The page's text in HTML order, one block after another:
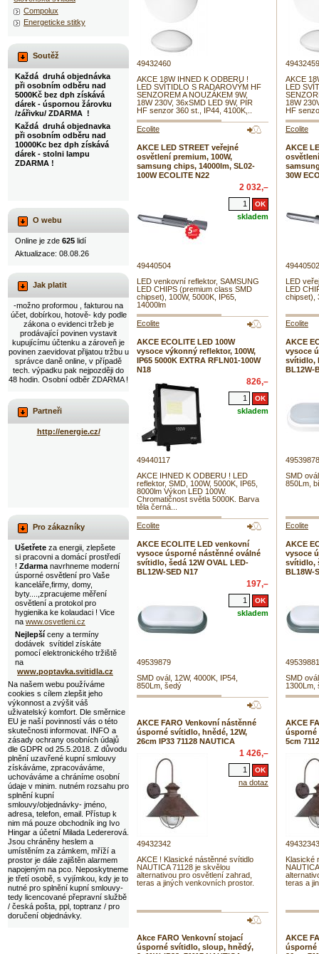
49432460
AKCE 18W IHNED K ODBERU !
LED SVÍTIDLO S RADAROVÝM HF
SENZOREM A NOUZÁKEM 9W,
18W 230V, 36xSMD LED 9W, PIR
HF senzor 360 st., IP44, 4100K,..
49432459
AKCE
LED
18W
HF
Ecolite
AKCE LED STREET veřejné
osvětlení premium, 100W,
samsung chips, 14000lm, SL02-
100W ECOLITE N22
2 032,–
skladem
49440504
LED venkovní reflektor, SAMSUNG
LED CHIPS (premium class SMD
chipset), 100W, 5000K, IP65,
14000lm
Ecolite
AKCE
30W
49440502
LED
LED
chipset),
Ecolite
AKCE ECOLITE LED 100W
vysoce výkonný reflektor, 100W,
IP65 5000K EXTRA RFLN01-100W
N18
826,–
skladem
49440117
AKCE IHNED K ODBERU ! LED
reflektor, SMD, 100W, 5000K, IP65,
8000lm Výkon LED 100W.
Chromatičnost světla 5000K. Barva
těla černá...
Ecolite
AKCE
vysoce
svítidlo,
BL12W-
49539878
SMD
850Lm,
Ecolite
AKCE ECOLITE LED venkovní
vysoce úsporné nástěnné oválné
svítidlo, šedá 12W OVAL LED-
BL12W-SED N17
197,–
skladem
49539879
SMD ovál, 12W, 4000K, IP54,
850Lm, šedý
Ecolite
AKCE
vysoce
svítidlo,
BL18W-
49539881
SMD
1300Lm,
AKCE FARO Venkovní nástěnné
úsporné svítidlo, hnědé, 12W,
26cm IP33 71128 NAUTICA
1 426,–
na dotaz
49432342
AKCE ! Klasické nástěnné svítidlo
NAUTICA 71128 je skvělou
alternativou pro osvětlení zahrad,
teras a jiných venkovních prostor.
AKCE
úsporné
5cm
49432343
Klasické
teras a
Akce FARO Venkovní stojací
úsporné svítidlo, sloup, hnědý,
AKCE
úsporné
Compolux
Energeticke stitky
Soutěž
Každá druhá objednávka
při osobním odběru nad
5000Kč bez dph získává
dárek - úspornou žárovku
/zářivku/ ZDARMA !
Každá druhá objednavka
při osobním odběru nad
10000Kc bez dph získává
dárek - stolni lampu
ZDARMA !
O webu
Online je zde 625 lidí
Aktualizace: 08.08.26
Jak platit
-možno proformou , fakturou na
účet, dobírkou, hotově- kdy podle
zákona o evidenci tržeb je
prodávající povinen vystavit
kupujícímu účtenku a zároveň je
povinen zaevidovat přijatou tržbu u
správce daně online, v případě
tech. výpadku pak nejpozději do
48 hodin. Osobní odběr ZDARMA !
Partneři
http://energie.cz/
Pro zákazníky
Ušetřete za energii, zlepšete
si pracovni a domácí prostředí
! Zdarma navrhneme moderní
úsporné osvětlení pro Vaše
kanceláře,firmy, domy,
byty....,zpracujeme měření
osvětlení a protokol pro
hygienika ke kolaudaci ! Vice
na www.osvetleni.cz
Nejlepší ceny a termíny
dodávek svítidel získáte
pomocí elektronického tržiště
na
www.poptavka.svitidla.cz
Na našem webu používáme
cookies s cílem zlepšit jeho
výkonnost a zvýšit váš
uživatelský komfort. Dle směrnice
EU je naší povinností vás o této
skutečnosti informovat. INFO a
zásady ochrany osobních údajů
dle GDPR od 25.5.2018. Z důvodu
plnění uzavřené kupní smlouvy
získáváme, zpracováváme,
uchováváme a chráníme osobní
údaje v minim. nutném rozsahu pro
splnění kupní
smlouvy/objednávky- jméno,
adresa, telefon, email. Přístup k
nim má pouze obchodník ing Ivo
Hingar a účetní Milada Ledererová.
Jsou chráněny heslem a
umístěním za zámkem, mříží a
prostor je dále zajištěn alarmem
napojeným na pco. Neposkytneme
je třetí osobě, s vyjímkou, kdy je to
nutné pro splnění kupní smlouvy-
tedy licencované přepravní službě
/ česká pošta, ppl, toptranz / pro
doručení objednávky.